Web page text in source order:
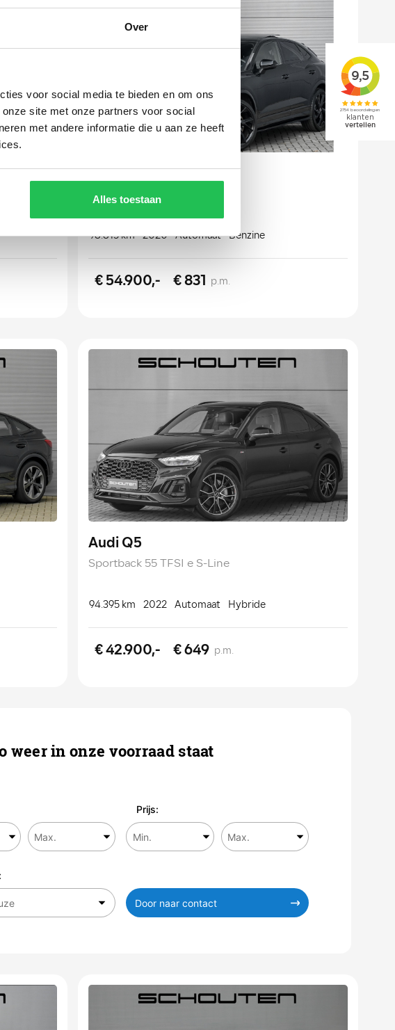
Over
voor social media te bieden en om ons
site met onze partners voor social
met andere informatie die u aan ze heeft
Alles toestaan
Sportback TFSI RS
98.815 km 2020 Automaat Benzine
€ 54.900,- € 831 p.m.
Audi Q5
Sportback 55 TFSI e S-Line
94.395 km 2022 Automaat Hybride
€ 42.900,- € 649 p.m.
weer in onze voorraad staat
Prijs:
Door naar contact